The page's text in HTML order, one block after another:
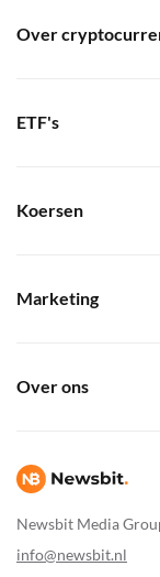
Newsbit Media
info@newsbit.nl
Over
ETF's
Koersen
Marketing
Over ons